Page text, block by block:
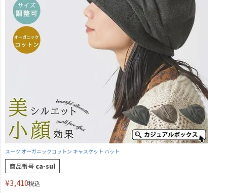
スーツ オーガニックコットン キャスケット ハット
商品番号 ca-sul
¥3,410税込